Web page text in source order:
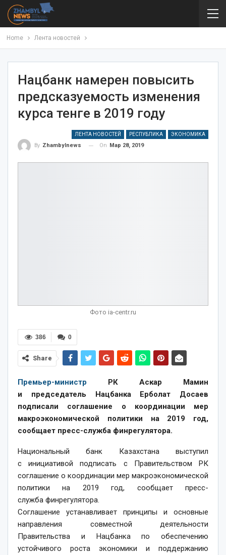
Home Лента новостей
Нацбанк намерен повысить
предсказуемость изменения
курса тенге в 2019 году
ЛЕНТА НОВОСТЕЙ РЕСПУБЛИКА ЭКОНОМИКА
By Zhambylnews On Мар 28, 2019
Фото ia-centr.ru
0
386
Share
Премьер-министр РК Аскар Мамин
и председатель Нацбанка Ерболат Досаев
подписали соглашение о координации мер
макроэкономической политики на 2019 год,
сообщает пресс-служба финрегулятора.
Национальный банк Казахстана выступил
с инициативой подписать с Правительством РК
соглашение о координации мер макроэкономической
политики на 2019 год, сообщает пресс-
служба финрегулятора.
Соглашение устанавливает принципы и основные
направления совместной деятельности
Правительства и Нацбанка по обеспечению
устойчивого роста экономики и поддержанию